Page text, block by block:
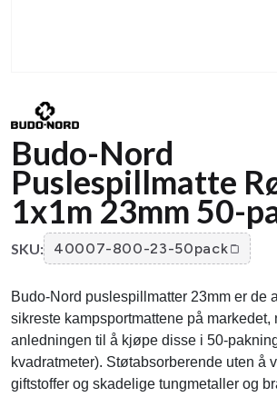
Budo-Nord
Puslespillmatte
1x1m 23mm 50-
SKU: 40007-800-23-50pack
Budo-Nord puslespillmatter 23mm er de
sikreste kampsportmattene på markedet,
anledningen til å kjøpe disse i 50-
kvadratmeter). Støtabsorberende uten å
giftstoffer og skadelige tungmetaller og